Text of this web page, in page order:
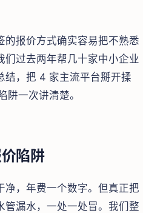
的报价方式确实容易把不熟悉
们过去两年帮几十家中小企业
结，把 4 家主流平台掰开揉
一次讲清楚。
陷阱
净，年费一个数字。但真正把
漏水，一处一处冒。我们整